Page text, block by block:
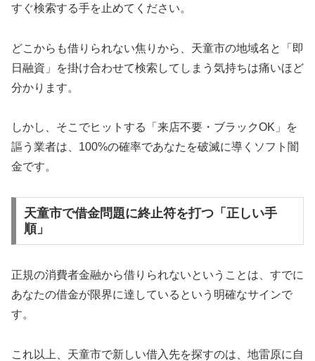
すぐ検索する手を止めてください。
どこからも借りられない焦りから、天童市の地域名と「即
日融資」を掛け合わせて検索してしまう気持ちは痛いほど
分かります。
しかし、そこでヒットする「来店不要・ブラックOK」を
謳う業者は、100%の確率であなたを破滅に導くソフト闇
金です。
天童市で借金問題に終止符を打つ「正しい手
順」
正規の消費者金融から借りられないということは、すでに
あなたの借金が限界に達しているという明確なサインで
す。
これ以上、天童市で新しい借入先を探すのは、地雷原に自